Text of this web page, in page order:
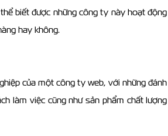
biết được những công ty này hoạt động
hay không.
của một công ty web, với những đánh
làm việc cũng như sản phẩm chất lượng